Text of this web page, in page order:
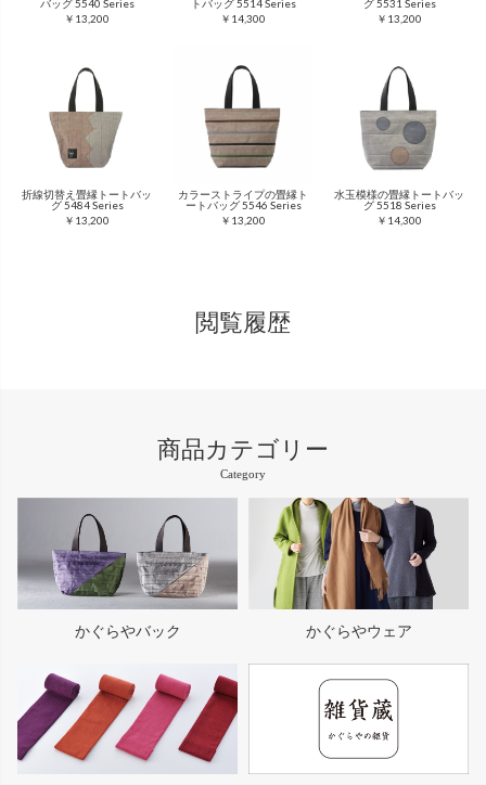
バッグ 5540 Series
￥13,200
トバッグ 5514 Series
￥14,300
グ 5531 Series
￥13,200
折線切替え畳縁トートバッ
グ 5484 Series
￥13,200
カラーストライプの畳縁ト
ートバッグ 5546 Series
￥13,200
水玉模様の畳縁トートバッ
グ 5518 Series
￥14,300
閲覧履歴
商品カテゴリー
Category
かぐらやバック かぐらやウェア